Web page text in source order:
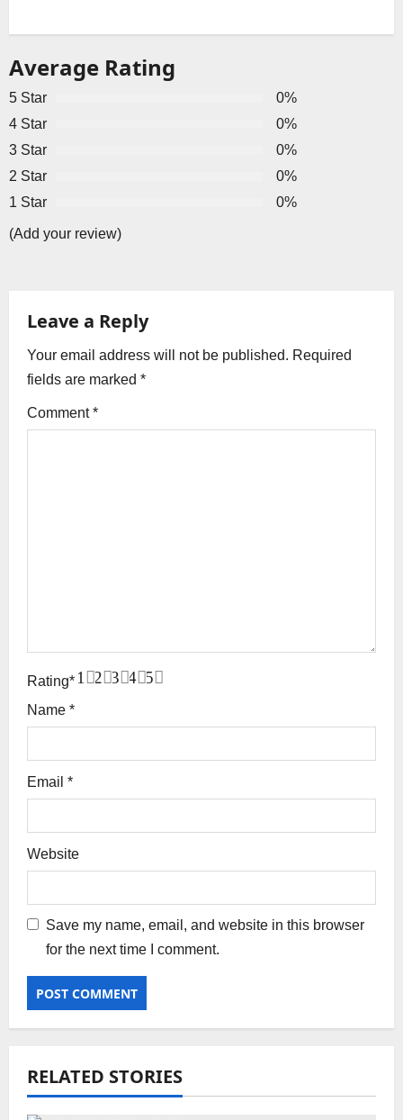
a
v
i
g
a
t
o
n
Average Rating
5 Star
0%
4 Star
0%
3 Star
0%
2 Star
0%
1 Star
0%
(Add your review)
Leave a Reply
Your email address will not be published. Required
fields are marked *
Comment*
Rating* 5
4
3
2
1
Name *
Email *
Website
Save my name, email, and website in this browser
for the next time I comment.
RELATED STORIES